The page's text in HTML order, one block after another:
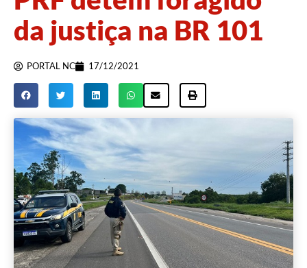
da justiça na BR 101
PORTAL NC 17/12/2021